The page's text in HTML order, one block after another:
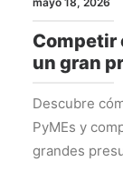
Competir
un gran
Descubre
PyMEs y
grandes